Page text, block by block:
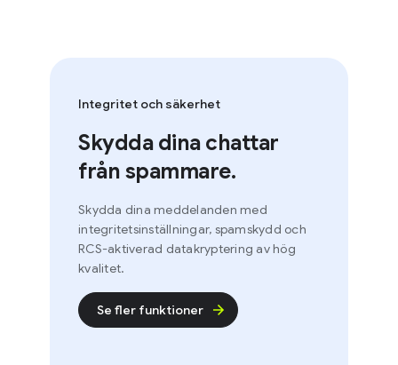
Integritet och säkerhet
Skydda dina chattar
från spammare.
Skydda dina meddelanden med
integritetsinställningar, spamskydd och
RCS-aktiverad datakryptering av hög
kvalitet.
Se fler funktioner